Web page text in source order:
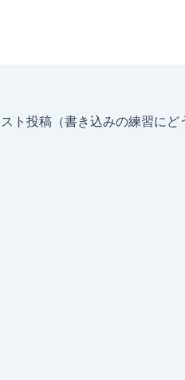
ト投稿（書き込みの練習にど